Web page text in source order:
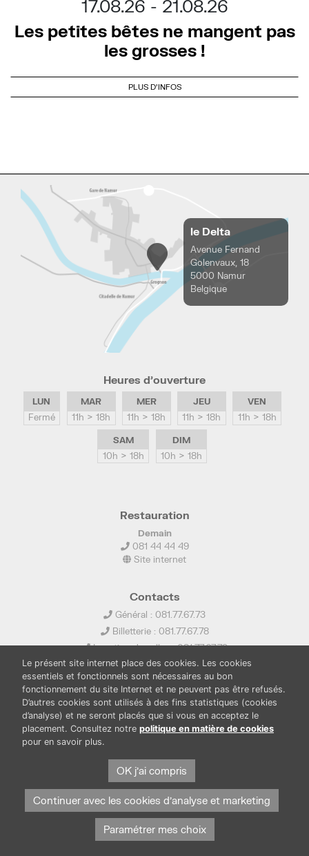
17.08.26
21.08.26
Les petites bêtes ne mangent pas
les grosses !
PLUS D'INFOS
le Delta
Avenue Fernand
Golenvaux, 18
5000 Namur
Belgique
Heures d’ouverture
LUN
Fermé
MAR
11h > 18h
MER
11h > 18h
JEU
11h > 18h
VEN
11h > 18h
SAM
10h > 18h
DIM
10h > 18h
Restauration
Demain
081 44 44 49
Site internet
Contacts
Général : 081.77.67.73
Billetterie : 081.77.67.78
Location de salles : 081.77.67.79
info@ledelta.be
BOUTIQUE
Protection des données et cookies
Mentions légales
Le présent site internet place des cookies. Les cookies
essentiels et fonctionnels sont nécessaires au bon
fonctionnement du site Internet et ne peuvent pas être refusés.
D’autres cookies sont utilisés à des fins statistiques (cookies
d’analyse) et ne seront placés que si vous en acceptez le
placement. Consultez notre politique en matière de cookies
pour en savoir plus.
OK j'ai compris
Continuer avec les cookies d'analyse et marketing
Paramétrer mes choix